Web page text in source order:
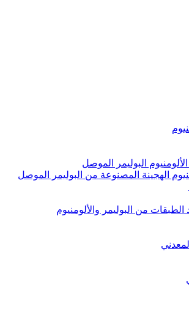
البوليمر الموصل
الهجينة المصنوعة من البوليمر الموصل
من البوليمر والألومنيوم